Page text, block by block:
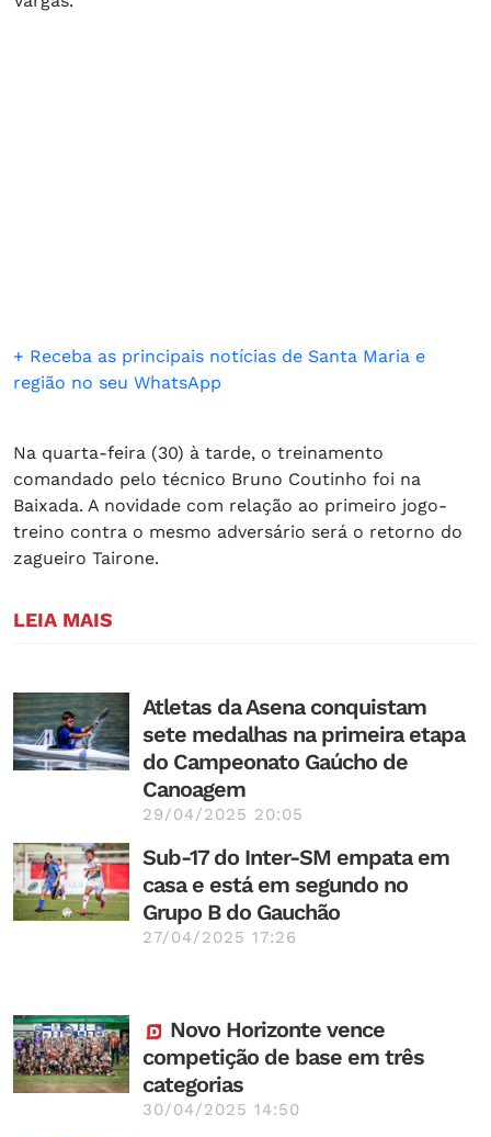
+ Receba as principais notícias de Santa Maria e
região no seu WhatsApp
Na quarta-feira (30) à tarde, o treinamento
comandado pelo técnico Bruno Coutinho foi na
Baixada. A novidade com relação ao primeiro jogo-
treino contra o mesmo adversário será o retorno do
zagueiro Tairone.
LEIA MAIS
Atletas da Asena conquistam
sete medalhas na primeira etapa
do Campeonato Gaúcho de
Canoagem
29/04/2025 20:05
Sub-17 do Inter-SM empata em
casa e está em segundo no
Grupo B do Gauchão
27/04/2025 17:26
Novo Horizonte vence
competição de base em três
categorias
30/04/2025 14:50